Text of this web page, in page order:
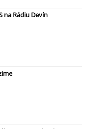
na Rádiu Devín